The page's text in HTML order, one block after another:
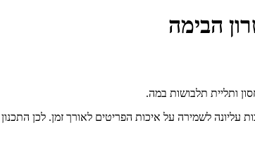
הבימה
ותליית תלבושות במה.
עליונה לשמירה על איכות הפריטים לאורך זמן. לכן